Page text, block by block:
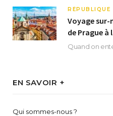
RÉPUBLIQUE
Voyage sur-
de Prague à
EN SAVOIR +
Qui sommes-nous ?